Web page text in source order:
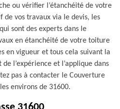
ou vérifier l’étanchéité de votre
vos travaux via le devis, les
sont des experts dans le
en étanchéité de votre toiture
en vigueur et tous cela suivant la
l’expérience et l’applique dans
pas à contacter le Couverture
environs de 31600.